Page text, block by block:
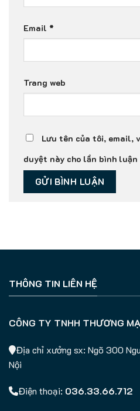
Email *
Trang web
Lưu tên của tôi, email,
duyệt này cho lần bình
THÔNG TIN LIÊN HỆ
CÔNG TY TNHH THƯƠNG
Địa chỉ xưởng sx: Ngõ 300
Nội
Điện thoại: 036.33.66.712